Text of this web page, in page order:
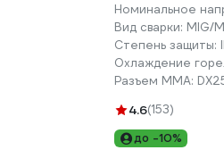
Номинальное
Вид сварки: MIG/
Степень защиты:
Охлаждение
Разъем ММА:
4.6(153)
до -10%